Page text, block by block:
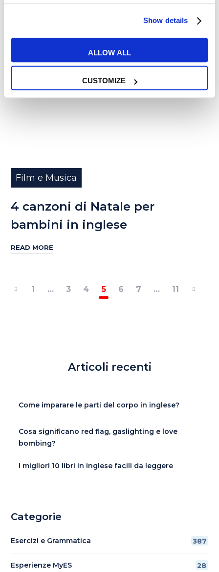
Show details
ALLOW ALL
CUSTOMIZE
06
Film e Musica
4 canzoni di Natale per
bambini in inglese
READ MORE
1 … 3 4 5 6 7 … 11
Articoli recenti
Come imparare le parti del corpo in inglese?
Cosa significano red flag, gaslighting e love
bombing?
I migliori 10 libri in inglese facili da leggere
Categorie
Esercizi e Grammatica 387
Esperienze MyES 28